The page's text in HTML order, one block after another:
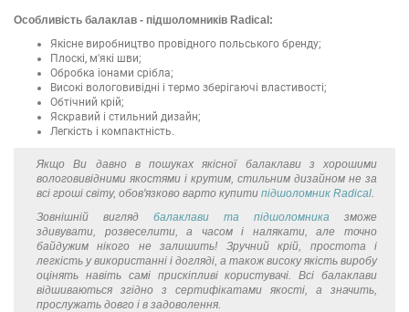
Особливість балаклав - підшоломників Radical:
Якісне виробництво провідного польського бренду;
Плоскі, м'які шви;
Обробка іонами срібла;
Високі вологовивідні і термо зберігаючі властивості;
Обтічний крій;
Яскравий і стильний дизайн;
Легкість і компактність.
Якщо Ви давно в пошуках якісної балаклави з хорошими
вологовивідними якостями і крутим, стильним дизайном не за
всі гроші світу, обов'язково варто купити підшоломник Radical.
Зовнішній вигляд балаклави та підшоломника зможе
здивувати, розвеселити, а часом і налякати, але точно
байдужим нікого не залишить! Зручний крій, простота і
легкість у використанні і догляді, а також високу якість виробу
оцінять навіть самі прискіпливі користувачі. Всі балаклави
відшиваються згідно з сертифікатами якості, а значить,
прослужать довго і в задоволення.